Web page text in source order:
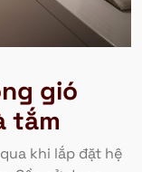
gió
tắm
khi lắp đặt hệ